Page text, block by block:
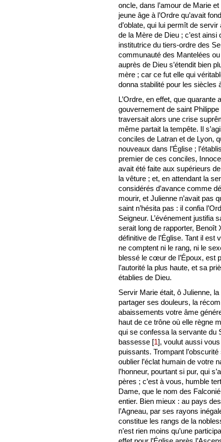
oncle, dans l’amour de Marie
jeune âge à l’Ordre qu’avait
d’oblate, qui lui permît de
de la Mère de Dieu ; c’est
institutrice du tiers-ordre des
communauté des Mantelées
auprès de Dieu s’étendit bien
mère ; car ce fut elle qui
donna stabilité pour les siècles
L’Ordre, en effet, que
gouvernement de saint
traversait alors une crise
même partait la tempête. Il
conciles de Latran et de Lyon,
nouveaux dans l’Église ;
premier de ces conciles,
avait été faite aux supérieurs
la vêture ; et, en attendant la
considérés d’avance comme
mourir, et Julienne n’avait pas
saint n’hésita pas : il confia
Seigneur. L’événement justifia
serait long de rapporter, Benoît
définitive de l’Église. Tant il
ne comptent ni le rang, ni le
blessé le cœur de l’Époux, est
l’autorité la plus haute, et sa
établies de Dieu.
Servir Marie était, ô Julienne,
partager ses douleurs, la
abaissements votre âme
haut de ce trône où elle règne
qui se confessa la servante du
bassesse [1], voulut aussi
puissants. Trompant
oublier l’éclat humain de votre
l’honneur, pourtant si pur, qui
pères ; c’est à vous, humble
Dame, que le nom des
entier. Bien mieux : au pays
l’Agneau, par ses rayons
constitue les rangs de la
n’est rien moins qu’une